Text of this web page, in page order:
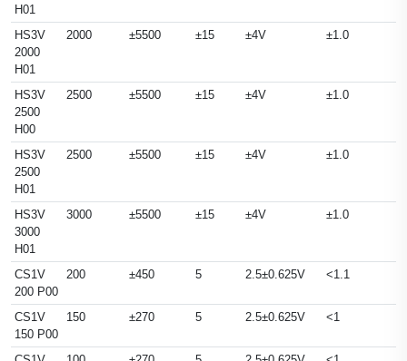
H01
HS3V
2000
H01
2000 ±5500 ±15 ±4V ±1.0
HS3V
2500
H00
2500 ±5500 ±15 ±4V ±1.0
HS3V
2500
H01
2500 ±5500 ±15 ±4V ±1.0
HS3V
3000
H01
3000 ±5500 ±15 ±4V ±1.0
CS1V
200 P00
200 ±450 5 2.5±0.625V <1.1
CS1V
150 P00
150 ±270 5 2.5±0.625V <1